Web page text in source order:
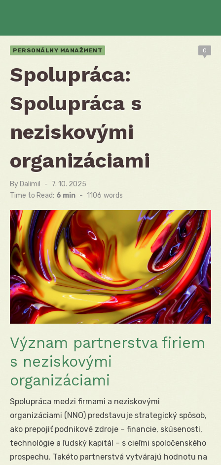
PERSONÁLNY MANAŽMENT 0
Spolupráca:
Spolupráca s
neziskovými
organizáciami
By Dalimil
Posted
on
7. 10. 2025
Time to Read: 6 min - 1106 words
Význam partnerstva firiem
s neziskovými
organizáciami
Spolupráca medzi firmami a neziskovými
organizáciami (NNO) predstavuje strategický spôsob,
ako prepojiť podnikové zdroje – financie, skúsenosti,
technológie a ľudský kapitál – s cieľmi spoločenského
prospechu. Takéto partnerstvá vytvárajú hodnotu na